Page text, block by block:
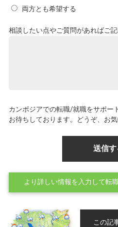
両方とも希望する
相談したい点やご質問があればご記
カンボジアでの転職/就職をサポー
お待ちしております。どうぞ、お
より詳しい情報を入力して転
この記